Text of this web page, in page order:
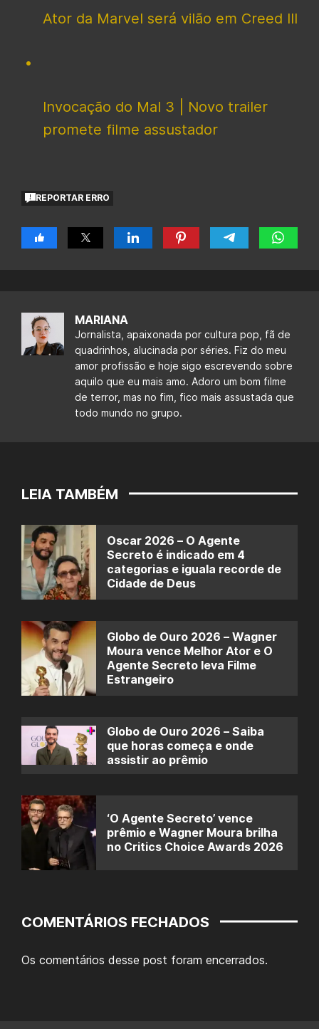
Ator da Marvel será vilão em Creed III
Invocação do Mal 3 | Novo trailer
promete filme assustador
REPORTAR ERRO
MARIANA
Jornalista, apaixonada por cultura pop, fã de
quadrinhos, alucinada por séries. Fiz do meu
amor profissão e hoje sigo escrevendo sobre
aquilo que eu mais amo. Adoro um bom filme
de terror, mas no fim, fico mais assustada que
todo mundo no grupo.
LEIA TAMBÉM
Oscar 2026 – O Agente
Secreto é indicado em 4
categorias e iguala recorde de
Cidade de Deus
Globo de Ouro 2026 – Wagner
Moura vence Melhor Ator e O
Agente Secreto leva Filme
Estrangeiro
Globo de Ouro 2026 – Saiba
que horas começa e onde
assistir ao prêmio
‘O Agente Secreto’ vence
prêmio e Wagner Moura brilha
no Critics Choice Awards 2026
COMENTÁRIOS FECHADOS
Os comentários desse post foram encerrados.